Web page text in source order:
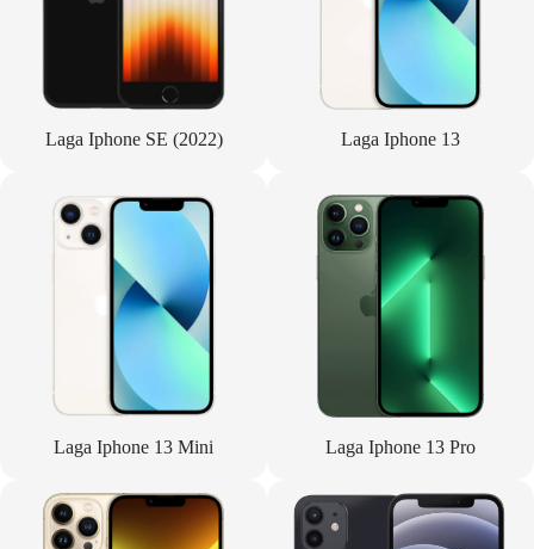
Laga Iphone SE (2022) Laga Iphone 13
Laga Iphone 13 Mini Laga Iphone 13 Pro